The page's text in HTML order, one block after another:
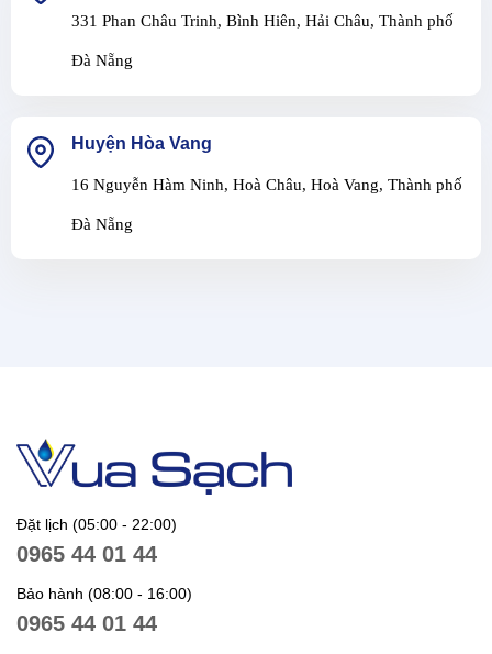
331 Phan Châu Trinh, Bình Hiên, Hải Châu, Thành phố
Đà Nẵng
Huyện Hòa Vang
16 Nguyễn Hàm Ninh, Hoà Châu, Hoà Vang, Thành phố
Đà Nẵng
Đặt lịch (05:00 - 22:00)
0965 44 01 44
Bảo hành (08:00 - 16:00)
0965 44 01 44